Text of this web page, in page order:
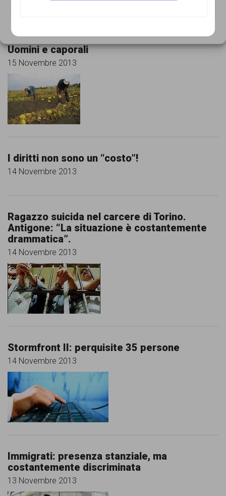
Uomini e caporali
15 Novembre 2013
I diritti non sono un “costo”!
14 Novembre 2013
Ragazzo suicida nel carcere di Torino.
Antigone: “La situazione è costantemente
drammatica”.
14 Novembre 2013
Stormfront II: perquisite 35 persone
14 Novembre 2013
Immigrati: presenza stanziale, ma
costantemente discriminata
13 Novembre 2013